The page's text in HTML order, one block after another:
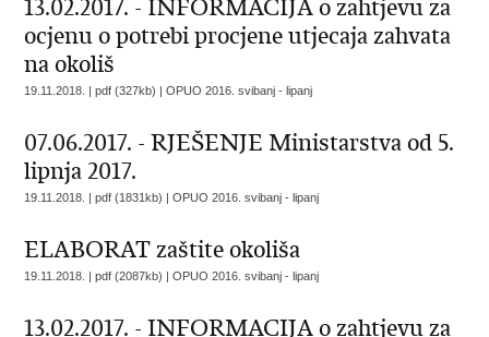
13.02.2017. - INFORMACIJA o zahtjevu za
ocjenu o potrebi procjene utjecaja zahvata
na okoliš
19.11.2018. | pdf (327kb) |OPUO 2016. svibanj - lipanj
07.06.2017. - RJEŠENJE Ministarstva od 5.
lipnja 2017.
19.11.2018. | pdf (1831kb) |OPUO 2016. svibanj - lipanj
ELABORAT zaštite okoliša
19.11.2018. | pdf (2087kb) |OPUO 2016. svibanj - lipanj
13.02.2017. - INFORMACIJA o zahtjevu za